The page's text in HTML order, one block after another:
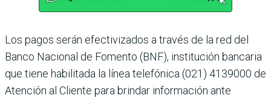
Los pagos serán efectivizados a través de la red del
Banco Nacional de Fomento (BNF), institución bancaria
que tiene habilitada la línea telefónica (021) 4139000 de
Atención al Cliente para brindar información ante